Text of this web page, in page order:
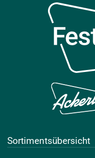
Sortimentsübersicht